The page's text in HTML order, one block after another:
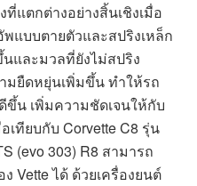
แตกต่างอย่างสิ้นเชิงเมื่อ
แบบตายตัวและสปริงเหล็ก
และมวลที่ยังไม่สปริง
มยืดหยุ่นเพิ่มขึ้น ทำให้รถ
ขึ้น เพิ่มความชัดเจนให้กับ
ทียบกับ Corvette C8 รุ่น
(evo 303) R8 สามารถ
Vette ได้ ด้วยเครื่องยนต์